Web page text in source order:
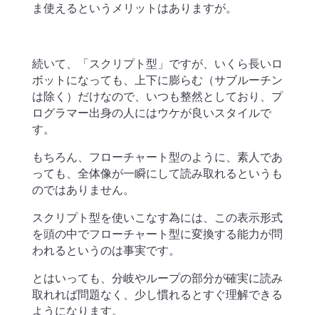
ま使えるというメリットはありますが。
続いて、「スクリプト型」ですが、いくら長いロ
ボットになっても、上下に膨らむ（サブルーチン
は除く）だけなので、いつも整然としており、プ
ログラマー出身の人にはウケが良いスタイルで
す。
もちろん、フローチャート型のように、素人であ
っても、全体像が一瞬にして読み取れるというも
のではありません。
スクリプト型を使いこなす為には、この表示形式
を頭の中でフローチャート型に変換する能力が問
われるというのは事実です。
とはいっても、分岐やループの部分が確実に読み
取れれば問題なく、少し慣れるとすぐ理解できる
ようになります。